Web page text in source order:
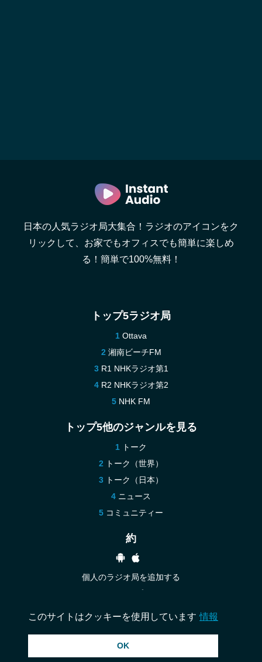
日本の人気ラジオ局大集合！ラジオのアイコンをク
リックして、お家でもオフィスでも簡単に楽しめ
る！簡単で100%無料！
トップ5ラジオ局
Ottava
湘南ビーチFM
R1 NHKラジオ第1
R2 NHKラジオ第2
NHK FM
トップ5他のジャンルを見る
トーク
トーク（世界）
トーク（日本）
ニュース
コミュニティー
約
個人のラジオ局を追加する
© 2026 InstantAudio. 全著作権所有. ・
このサイトはクッキーを使用しています 情報
OK